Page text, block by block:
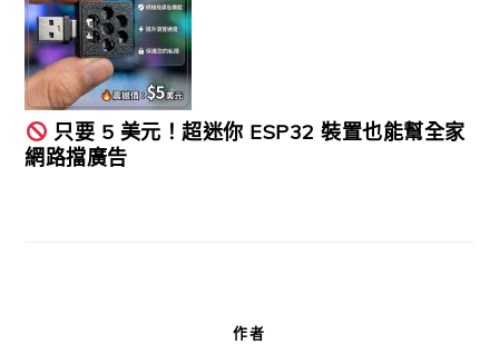
只要 5 美元！超迷你 ESP32 裝置也能幫全家
網路擋廣告
作者